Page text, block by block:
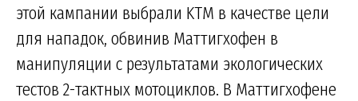
этой кампании выбрали KTM в качестве цели
для нападок, обвинив Маттигхофен в
манипуляции с результатами экологических
тестов 2-тактных мотоциклов. В Маттигхофене